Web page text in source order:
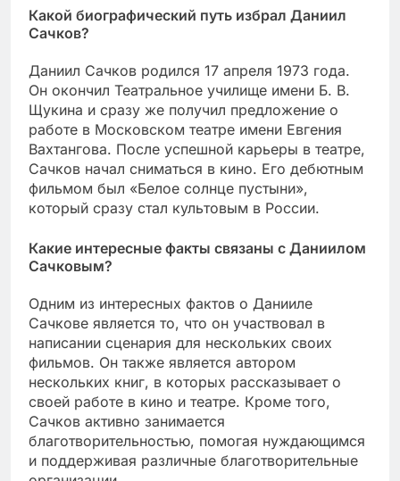
Какой биографический путь избрал Даниил
Сачков?
Даниил Сачков родился 17 апреля 1973 года.
Он окончил Театральное училище имени Б. В.
Щукина и сразу же получил предложение о
работе в Московском театре имени Евгения
Вахтангова. После успешной карьеры в театре,
Сачков начал сниматься в кино. Его дебютным
фильмом был «Белое солнце пустыни»,
который сразу стал культовым в России.
Какие интересные факты связаны с Даниилом
Сачковым?
Одним из интересных фактов о Данииле
Сачкове является то, что он участвовал в
написании сценария для нескольких своих
фильмов. Он также является автором
нескольких книг, в которых рассказывает о
своей работе в кино и театре. Кроме того,
Сачков активно занимается
благотворительностью, помогая нуждающимся
и поддерживая различные благотворительные